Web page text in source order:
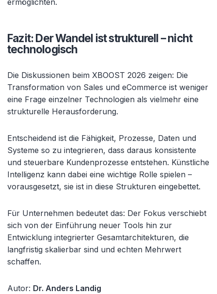
ermöglichten.
Fazit: Der Wandel ist strukturell – nicht
technologisch
Die Diskussionen beim XBOOST 2026 zeigen: Die
Transformation von Sales und eCommerce ist weniger
eine Frage einzelner Technologien als vielmehr eine
strukturelle Herausforderung.
Entscheidend ist die Fähigkeit, Prozesse, Daten und
Systeme so zu integrieren, dass daraus konsistente
und steuerbare Kundenprozesse entstehen. Künstliche
Intelligenz kann dabei eine wichtige Rolle spielen –
vorausgesetzt, sie ist in diese Strukturen eingebettet.
Für Unternehmen bedeutet das: Der Fokus verschiebt
sich von der Einführung neuer Tools hin zur
Entwicklung integrierter Gesamtarchitekturen, die
langfristig skalierbar sind und echten Mehrwert
schaffen.
Autor: Dr. Anders Landig